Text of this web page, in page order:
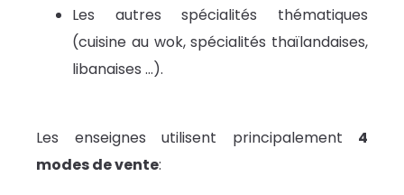
Les autres spécialités thématiques
(cuisine au wok, spécialités thaïlandaises,
libanaises …).
Les enseignes utilisent principalement 4
modes de vente: